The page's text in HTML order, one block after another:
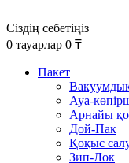
Сіздің себетіңіз
0 тауарлар 0 ₸
Пакет
Ауа-
Арнайы
Дой-Пак
Қоқыс
Зип-Лок